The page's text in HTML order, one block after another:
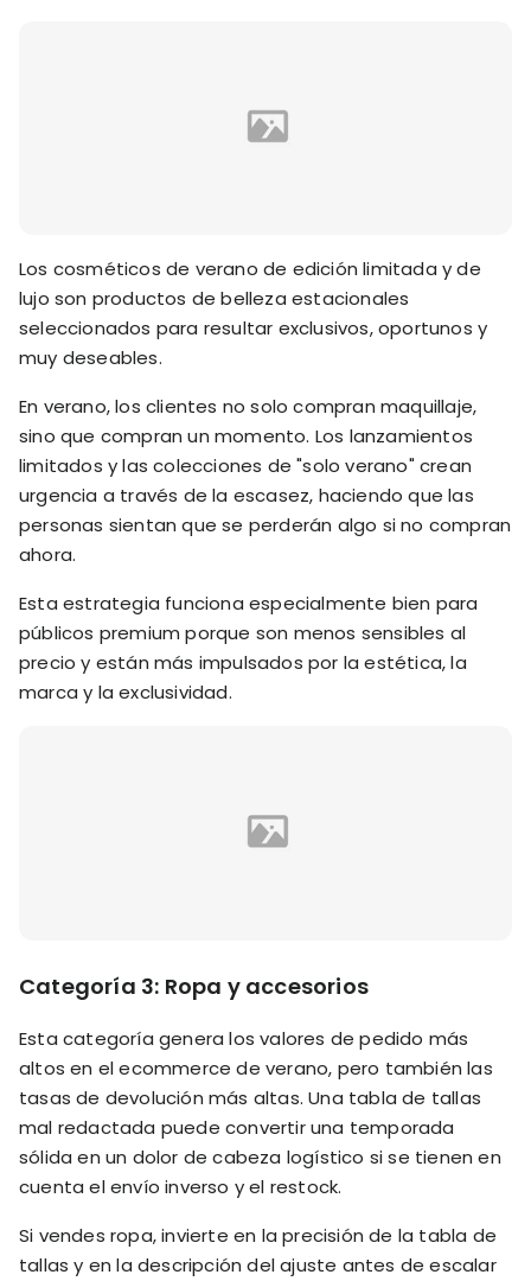
Los cosméticos de verano de edición limitada y de
lujo son productos de belleza estacionales
seleccionados para resultar exclusivos, oportunos y
muy deseables.
En verano, los clientes no solo compran maquillaje,
sino que compran un momento. Los lanzamientos
limitados y las colecciones de "solo verano" crean
urgencia a través de la escasez, haciendo que las
personas sientan que se perderán algo si no compran
ahora.
Esta estrategia funciona especialmente bien para
públicos premium porque son menos sensibles al
precio y están más impulsados por la estética, la
marca y la exclusividad.
Categoría 3: Ropa y accesorios
Esta categoría genera los valores de pedido más
altos en el ecommerce de verano, pero también las
tasas de devolución más altas. Una tabla de tallas
mal redactada puede convertir una temporada
sólida en un dolor de cabeza logístico si se tienen en
cuenta el envío inverso y el restock.
Si vendes ropa, invierte en la precisión de la tabla de
tallas y en la descripción del ajuste antes de escalar